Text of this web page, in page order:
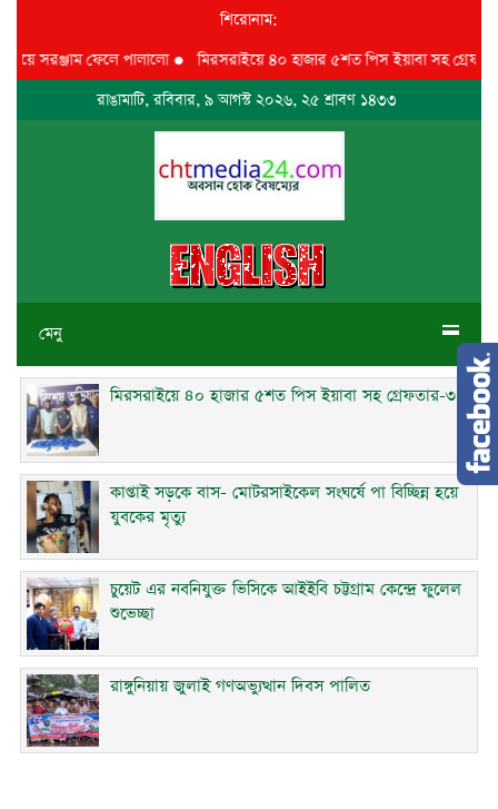
শিরোনাম:
সরঞ্জাম ফেলে পালালো●মিরসরাইয়ে ৪০ হাজার ৫শত পিস ইয়াবা সহ গ্রেফতার-৩
রাঙামাটি, রবিবার, ৯ আগস্ট ২০২৬, ২৫ শ্রাবণ ১৪৩৩
মেনু
মিরসরাইয়ে ৪০ হাজার ৫শত পিস ইয়াবা সহ গ্রেফতার-৩
কাপ্তাই সড়কে বাস- মোটরসাইকেল সংঘর্ষে পা বিচ্ছিন্ন হয়ে
যুবকের মৃত্যু
চুয়েট এর নবনিযুক্ত ভিসিকে আইইবি চট্টগ্রাম কেন্দ্রে ফুলেল
শুভেচ্ছা
রাঙ্গুনিয়ায় জুলাই গণঅভ্যুত্থান দিবস পালিত